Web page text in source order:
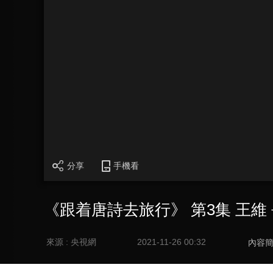
分享 手機看
《跟着唐詩去旅行》 第3集 王維
來源 : 央視網 2021-11-26 00:32 內容